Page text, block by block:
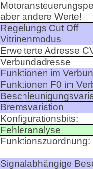
aber andere Werte!
Regelungs Cut Off
Vitrinenmodus
Erweiterte Adresse
Verbundadresse
Funktionen im
Funktionen F0 im
Bremsvariation
Konfigurationsbits:
Fehleranalyse
Funktionszuordnung:
Signalabhängige